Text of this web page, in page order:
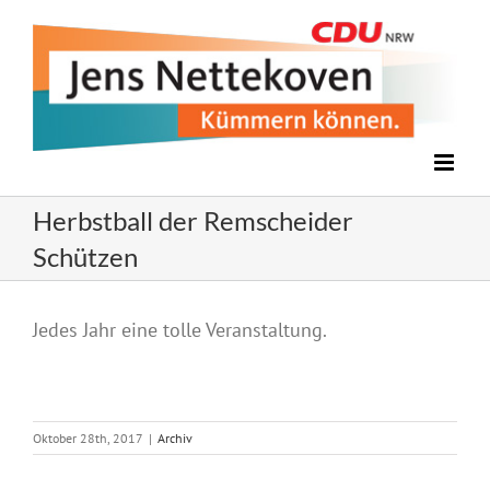
Herbstball der Remscheider
Schützen
grösseres
Jedes Jahr eine tolle Veranstaltung.
Oktober 28th, 2017 | Archiv